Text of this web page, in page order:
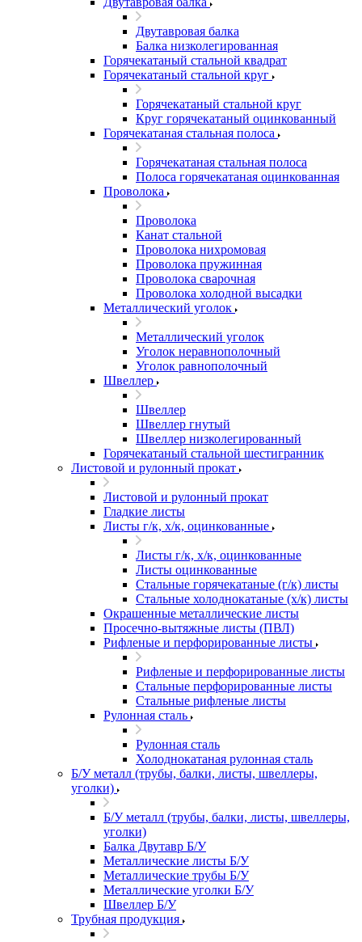
Двутавровая балка
Балка низколегированная
Горячекатаный стальной квадрат
Горячекатаный стальной круг
Горячекатаный стальной круг
Круг горячекатаный оцинкованный
Горячекатаная стальная полоса
Горячекатаная стальная полоса
Полоса горячекатаная оцинкованная
Проволока
Проволока
Канат стальной
Проволока нихромовая
Проволока пружинная
Проволока сварочная
Проволока холодной высадки
Металлический уголок
Металлический уголок
Уголок неравнополочный
Уголок равнополочный
Швеллер
Швеллер
Швеллер гнутый
Швеллер низколегированный
Горячекатаный стальной шестигранник
Листовой и рулонный прокат
Листовой и рулонный прокат
Гладкие листы
Листы г/к, х/к, оцинкованные
Листы г/к, х/к, оцинкованные
Листы оцинкованные
Стальные горячекатаные (г/к) листы
Стальные холоднокатаные (х/к) листы
Окрашенные металлические листы
Просечно-вытяжные листы (ПВЛ)
Рифленые и перфорированные листы
Рифленые и перфорированные листы
Стальные перфорированные листы
Стальные рифленые листы
Рулонная сталь
Рулонная сталь
Холоднокатаная рулонная сталь
Б/У металл (трубы, балки, листы, швеллеры,
уголки)
Б/У металл (трубы, балки, листы, швеллеры,
уголки)
Балка Двутавр Б/У
Металлические листы Б/У
Металлические трубы Б/У
Металлические уголки Б/У
Швеллер Б/У
Трубная продукция